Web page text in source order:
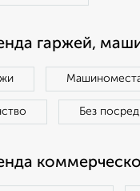
гаржей,
Без